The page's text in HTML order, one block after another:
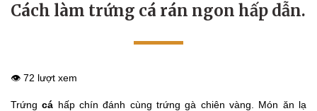
Cách làm trứng cá rán ngon hấp dẫn.
👁️ 72 lượt xem
Trứngcá hấp chín đánh cùng trứng gà chiên vàng. Món ăn lạ